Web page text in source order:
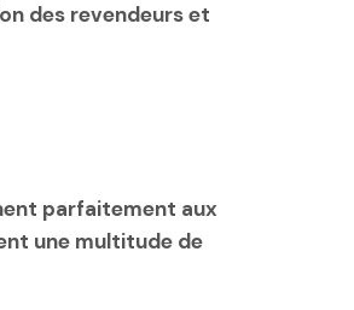
des revendeurs et
parfaitement aux
une multitude de